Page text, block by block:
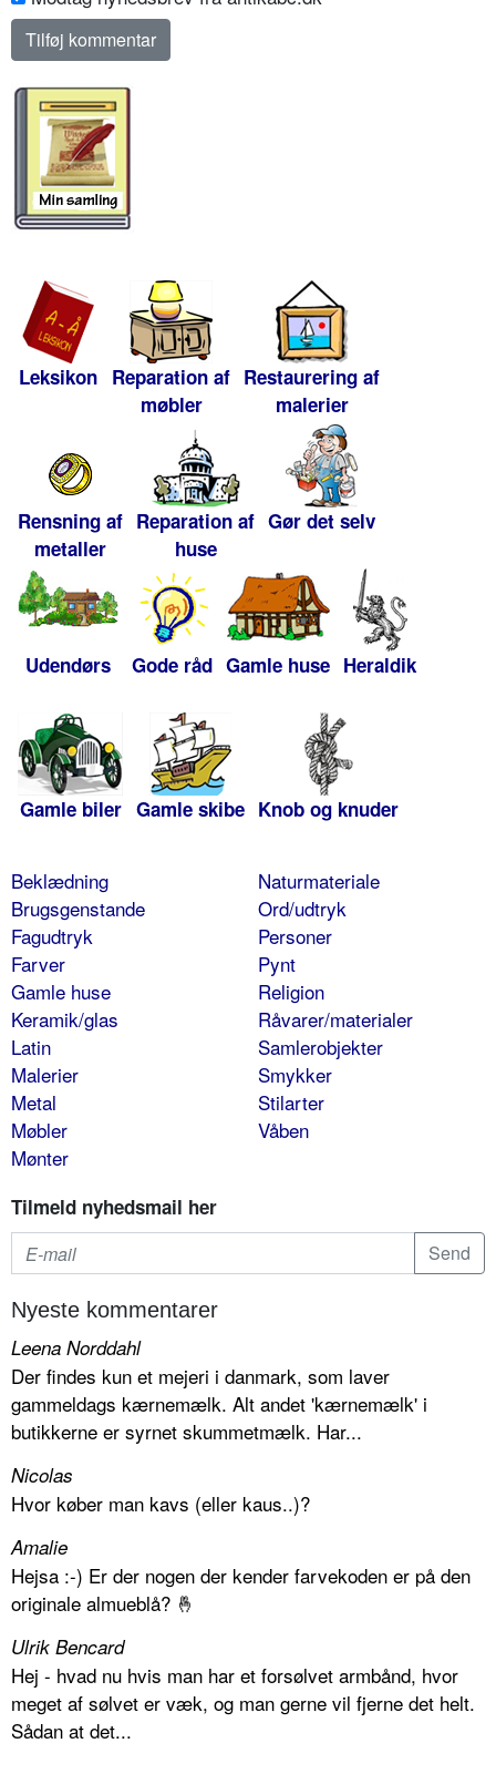
Leksikon Reparation af
møbler
Restaurering af
malerier
Rensning af
metaller
Reparation af
huse
Gør det selv
Udendørs Gode råd Gamle huse Heraldik
Gamle biler Gamle skibe Knob og knuder
Beklædning
Brugsgenstande
Fagudtryk
Farver
Gamle huse
Keramik/glas
Latin
Malerier
Metal
Møbler
Mønter
Naturmateriale
Ord/udtryk
Personer
Pynt
Religion
Råvarer/materialer
Samlerobjekter
Smykker
Stilarter
Våben
Tilmeld nyhedsmail her
Nyeste kommentarer
Leena Norddahl
Der findes kun et mejeri i danmark, som laver
gammeldags kærnemælk. Alt andet 'kærnemælk' i
butikkerne er syrnet skummetmælk. Har...
Nicolas
Hvor køber man kavs (eller kaus..)?
Amalie
Hejsa :-) Er der nogen der kender farvekoden er på den
originale almueblå? 🤞
Ulrik Bencard
Hej - hvad nu hvis man har et forsølvet armbånd, hvor
meget af sølvet er væk, og man gerne vil fjerne det helt.
Sådan at det...